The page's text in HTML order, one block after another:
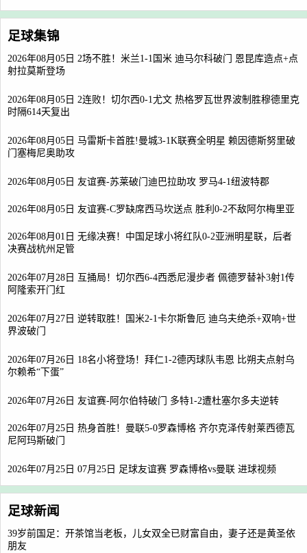
足球集锦
2026年08月05日 2场不胜！米兰1-1国米 迪马尔科破门 恩昆库造点+点
射拉莫斯登场
2026年08月05日 2连败！切尔西0-1尤文 热格罗瓦世界波制胜穆德里克
时隔614天复出
2026年08月05日 马雷斯卡首胜!曼城3-1K联赛全明星 赖因德斯努里破
门塞梅尼奥助攻
2026年08月05日 友谊赛-苏莱破门迪巴拉助攻 罗马4-1纽波特郡
2026年08月05日 友谊赛-C罗缺席西马坎送点 胜利0-2不敌阿尔梅里亚
2026年08月01日 无缘决赛！中国足球小将红队0-2亚洲明星联，后者
决赛战杭州足管
2026年07月28日 互捅局！切尔西6-4西悉尼漫步者 佩德罗替补3射1传
阿隆索开门红
2026年07月27日 逆转取胜！国米2-1卡尔斯鲁厄 迪乌夫绝杀+双响+世
界波破门
2026年07月26日 18名小将登场！拜仁1-2德丙球队韦恩 比朔夫点射乌
尔赖希“下蛋”
2026年07月26日 友谊赛-阿尔伯特破门 多特1-2遭杜塞尔多夫逆转
2026年07月25日 热身首胜！曼联5-0罗森博格 齐尔克泽传射莱西德瓦
尼阿玛斯破门
2026年07月25日 07月25日 足球友谊赛 罗森博格vs曼联 进球视频
足球新闻
39岁前国足：开茶馆当老板，儿女双全已财富自由，妻子还是黄圣依
朋友